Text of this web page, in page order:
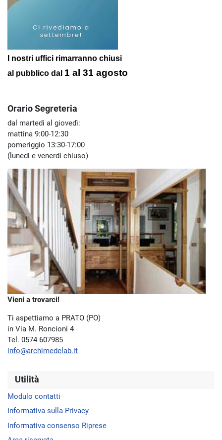
I nostri uffici rimarranno chiusi
al pubblico dal 1 al 31 agosto
Orario Segreteria
dal martedì al giovedì:
mattina 9:00-12:30
pomeriggio 13:30-17:00
(lunedì e venerdì chiuso)
Vieni a trovarci!
Ti aspettiamo a PRATO (PO)
in Via M. Roncioni 4
Tel. 0574 607985
info@archimedelab.it
Utilità
Modulo contatti
Informativa sulla Privacy
Informativa consenso Riprese